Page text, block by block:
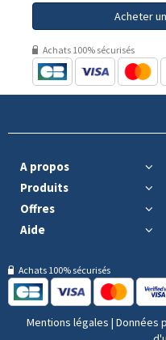
Acheter
Achats 100% sécurisés
A propos
Produits
Offres
Aide
Achats 100% sécurisés
Mentions légales | Données